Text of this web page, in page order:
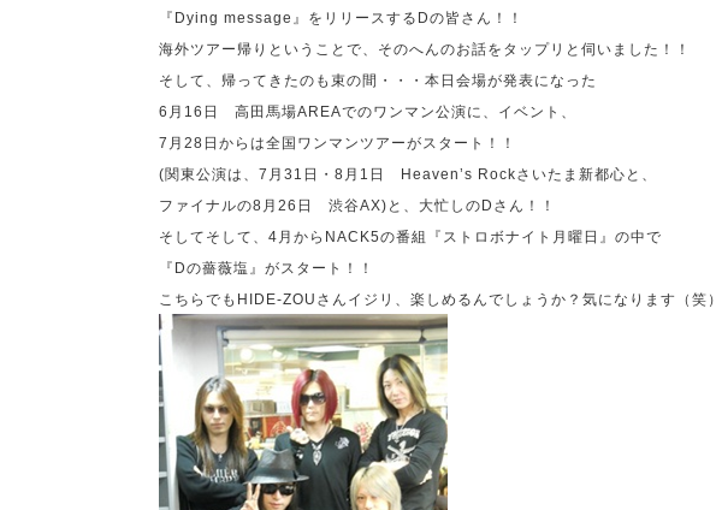
『 Dying message 』をリリースする Dの皆さん！！
海外ツアー帰りということで、そのへんのお話をタップリと伺いました！！
そして、帰ってきたのも束の間・・・本日会場が発表になった
6 月 16 日 高田馬場AREAでのワンマン公演に、イベント、
7 月 28 日からは全国ワンマンツアーがスタート！！
(関東公演は、 7 月 31 日・ 8 月 1 日 Heaven’s Rockさいたま新都心と、
ファイナルの8 月 26 日 渋谷AX) と、大忙しの D さん！！
そしてそして、 4 月から NACK5の番組『ストロボナイト月曜日』の中で
『 Dの薔薇塩』がスタート！！
こちらでも HIDE-ZOU さんイジリ、楽しめるんでしょうか？気になります（笑）